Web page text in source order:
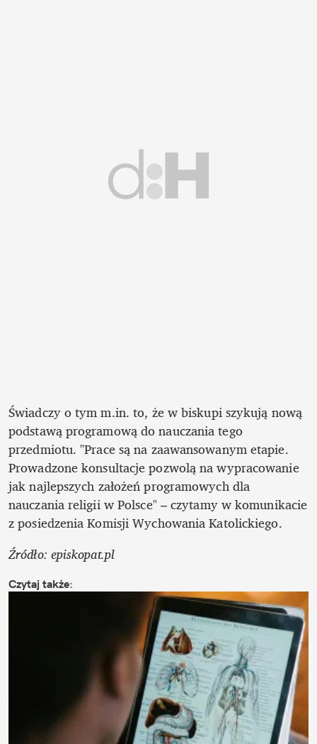
Świadczy o tym m.in. to, że w biskupi szykują nową
podstawą programową do nauczania tego
przedmiotu. "Prace są na zaawansowanym etapie.
Prowadzone konsultacje pozwolą na wypracowanie
jak najlepszych założeń programowych dla
nauczania religii w Polsce" – czytamy w komunikacie
z posiedzenia Komisji Wychowania Katolickiego.
Źródło: episkopat.pl
Czytaj także: